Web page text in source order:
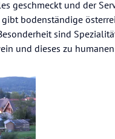
geschmeckt und der
gibt bodenständige
sind
und dieses zu humanen